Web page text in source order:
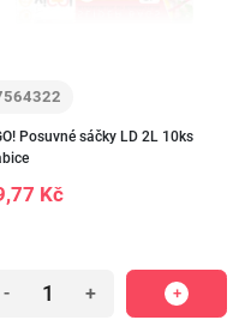
Posuvné sáčky LD 2L 10ks
Kč
- +